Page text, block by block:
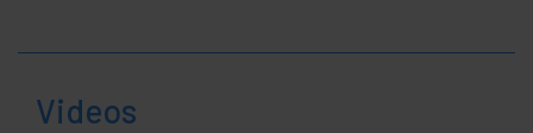
Videos